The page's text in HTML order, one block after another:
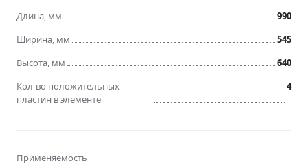
Длина, мм
990
Ширина, мм
545
Высота, мм
640
Применяемость
Кол-во положительных
пластин в элементе
4